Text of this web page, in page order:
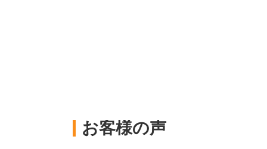
お客様の声